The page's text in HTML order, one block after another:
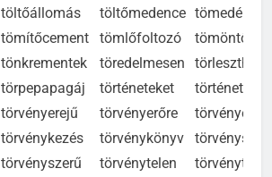
töltőállomás töltőmedence
tömítőcement tömlőfoltozó
tönkrementek töredelmesen
törleszthető
törpepapagáj történeteket
történetesen
törvényerejű törvényerőre
törvénykezés törvénykönyv
törvénysértő
törvényszerű törvénytelen